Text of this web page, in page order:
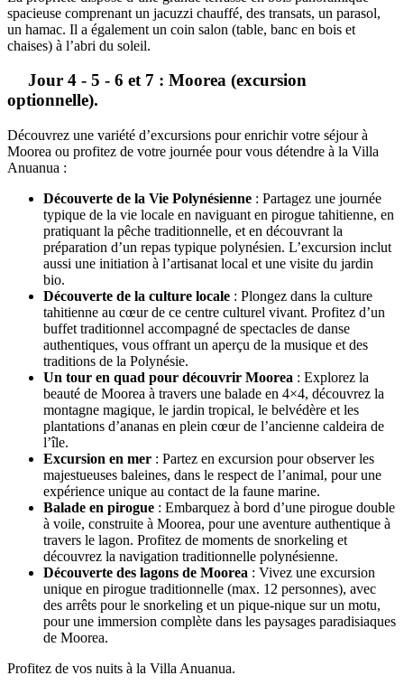
spacieuse comprenant un jacuzzi chauffé, des transats, un parasol,
un hamac. Il a également un coin salon (table, banc en bois et
chaises) à l’abri du soleil.
Jour 4 - 5 - 6 et 7 : Moorea (excursion
optionnelle).
Découvrez une variété d’excursions pour enrichir votre séjour à
Moorea ou profitez de votre journée pour vous détendre à la Villa
Anuanua :
Découverte de la Vie Polynésienne : Partagez une journée
typique de la vie locale en naviguant en pirogue tahitienne, en
pratiquant la pêche traditionnelle, et en découvrant la
préparation d’un repas typique polynésien. L’excursion inclut
aussi une initiation à l’artisanat local et une visite du jardin
bio.
Découverte de la culture locale : Plongez dans la culture
tahitienne au cœur de ce centre culturel vivant. Profitez d’un
buffet traditionnel accompagné de spectacles de danse
authentiques, vous offrant un aperçu de la musique et des
traditions de la Polynésie.
Un tour en quad pour découvrir Moorea : Explorez la
beauté de Moorea à travers une balade en 4×4, découvrez la
montagne magique, le jardin tropical, le belvédère et les
plantations d’ananas en plein cœur de l’ancienne caldeira de
l’île.
Excursion en mer : Partez en excursion pour observer les
majestueuses baleines, dans le respect de l’animal, pour une
expérience unique au contact de la faune marine.
Balade en pirogue : Embarquez à bord d’une pirogue double
à voile, construite à Moorea, pour une aventure authentique à
travers le lagon. Profitez de moments de snorkeling et
découvrez la navigation traditionnelle polynésienne.
Découverte des lagons de Moorea : Vivez une excursion
unique en pirogue traditionnelle (max. 12 personnes), avec
des arrêts pour le snorkeling et un pique-nique sur un motu,
pour une immersion complète dans les paysages paradisiaques
de Moorea.
Profitez de vos nuits à la Villa Anuanua.